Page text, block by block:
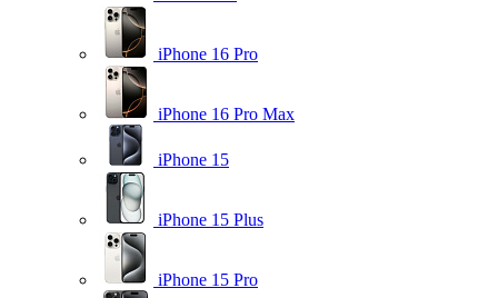
iPhone 16 Pro
iPhone 16 Pro Max
iPhone 15
iPhone 15 Plus
iPhone 15 Pro